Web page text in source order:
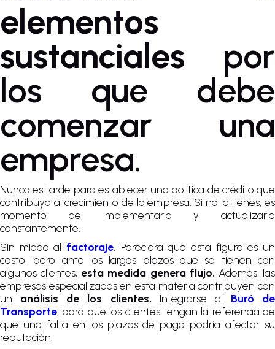
elementos
sustanciales por
los que debe
comenzar una
empresa.
Nunca es tarde para establecer una política de crédito que
contribuya al crecimiento de la empresa. Si no la tienes, es
momento de implementarla y actualizarla
constantemente.
Sin miedo al factoraje. Pareciera que esta figura es un
costo, pero ante los largos plazos que se tienen con
algunos clientes, esta medida genera flujo. Además, las
empresas especializadas en esta materia contribuyen con
un análisis de los clientes. Integrarse al Buró de
Transporte, para que los clientes tengan la referencia de
que una falta en los plazos de pago podría afectar su
reputación.